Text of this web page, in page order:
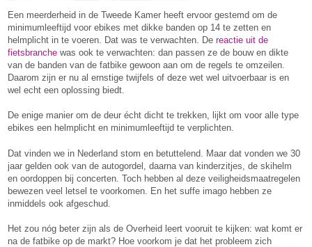
Een meerderheid in de Tweede Kamer heeft ervoor gestemd om de
minimumleeftijd voor ebikes met dikke banden op 14 te zetten en
helmplicht in te voeren. Dat was te verwachten. Dereactie uit de
fietsbranche was ook te verwachten: dan passen ze de bouw en dikte
van de banden van de fatbike gewoon aan om de regels te omzeilen.
Daarom zijn er nu al ernstige twijfels of deze wet wel uitvoerbaar is en
wel echt een oplossing biedt.
De enige manier om de deur écht dicht te trekken, lijkt om voor alle type
ebikes een helmplicht en minimumleeftijd te verplichten.
Dat vinden we in Nederland stom en betuttelend. Maar dat vonden we 30
jaar gelden ook van de autogordel, daarna van kinderzitjes, de skihelm
en oordoppen bij concerten. Toch hebben al deze veiligheidsmaatregelen
bewezen veel letsel te voorkomen. En het suffe imago hebben ze
inmiddels ook afgeschud.
Het zou nóg beter zijn als de Overheid leert vooruit te kijken: wat komt er
na de fatbike op de markt? Hoe voorkom je dat het probleem zich